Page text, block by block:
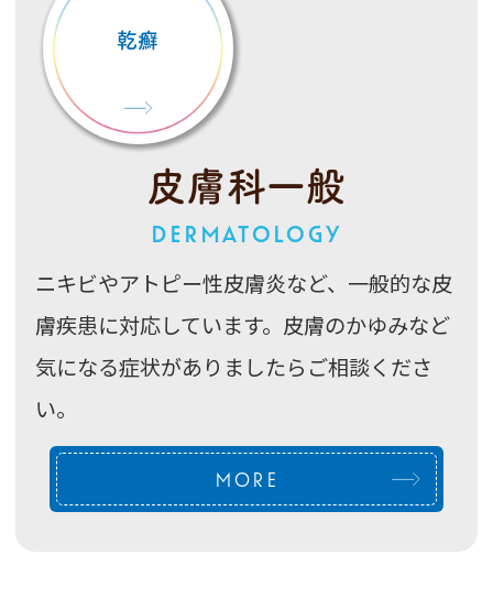
乾癬
皮膚科一般
DERMATOLOGY
ニキビやアトピー性皮膚炎など、一般的な皮
膚疾患に対応しています。皮膚のかゆみなど
気になる症状がありましたらご相談くださ
い。
MORE